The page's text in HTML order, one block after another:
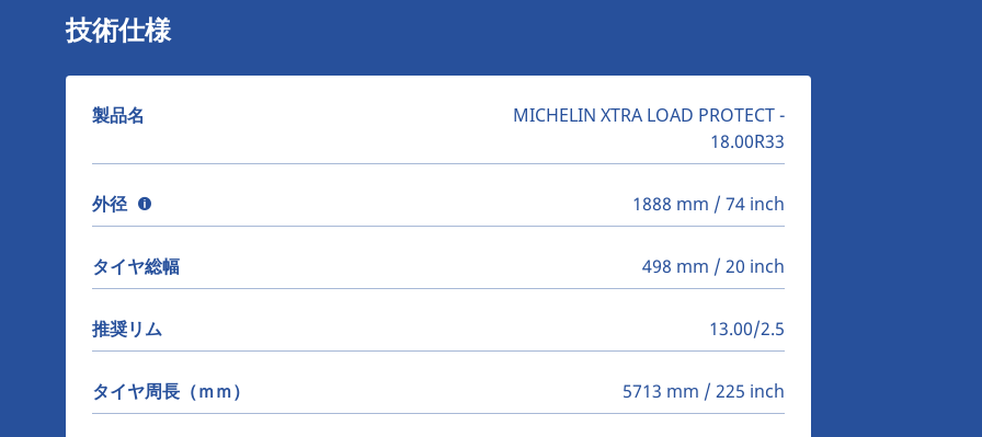
技術仕様
製品名
MICHELIN XTRA LOAD PROTECT -
18.00R33
外径 1888 mm / 74 inch
タイヤ総幅 498 mm / 20 inch
推奨リム 13.00/2.5
タイヤ周長（ｍｍ） 5713 mm / 225 inch